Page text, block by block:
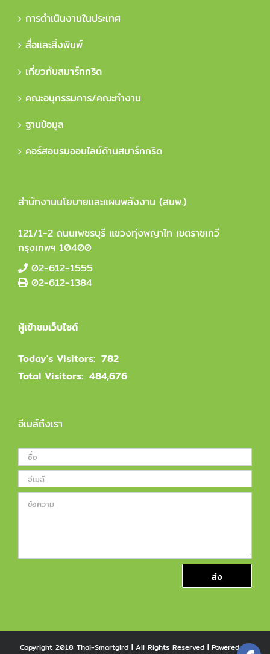
การดำเนินงานในประเทศ
สื่อและสิ่งพิมพ์
เกี่ยวกับสมาร์ทกริด
คณะอนุกรรมการ/คณะทำงาน
ฐานข้อมูล
คอร์สอบรมออนไลน์ด้านสมาร์ทกริด
สำนักงานนโยบายและแผนพลังงาน (สนพ.)
121/1-2 ถนนเพชรบุรี แขวงทุ่งพญาไท เขตราชเทวี
กรุงเทพฯ 10400
02-612-1555
02-612-1384
ผู้เข้าชมเว็บไซต์
Today's Visitors: 782
Total Visitors: 484,676
อีเมล์ถึงเรา
Copyright 2018 Thai-Smartgird | All Rights Reserved | Powered by